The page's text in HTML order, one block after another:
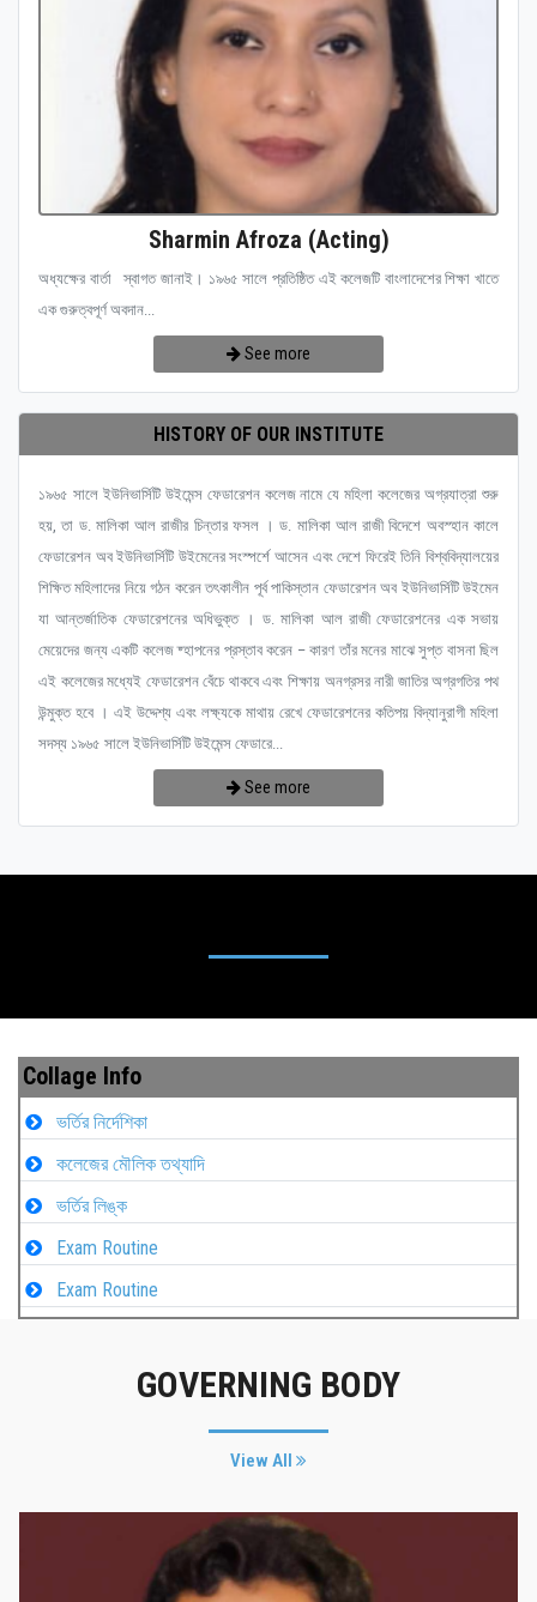
Sharmin Afroza (Acting)
অধ্যক্ষের বার্তা স্বাগত জানাই। ১৯৬৫ সালে প্রতিষ্ঠিত এই কলেজটি বাংলাদেশের শিক্ষা খাতে
এক গুরুত্বপূর্ণ অবদান...
See more
HISTORY OF OUR INSTITUTE
১৯৬৫ সালে ইউনিভার্সিটি উইমেন্স ফেডারেশন কলেজ নামে যে মহিলা কলেজের অগ্রযাত্রা শুরু
হয়, তা ড. মালিকা আল রাজীর চিন্তার ফসল । ড. মালিকা আল রাজী বিদেশে অবস্হান কালে
ফেডারেশন অব ইউনিভার্সিটি উইমেনের সংস্পর্শে আসেন এবং দেশে ফিরেই তিনি বিশ্ববিদ্যালয়ের
শিক্ষিত মহিলাদের নিয়ে গঠন করেন তৎকালীন পূর্ব পাকিস্তান ফেডারেশন অব ইউনিভার্সিটি উইমেন
যা আন্তর্জাতিক ফেডারেশনের অধিভুক্ত । ড. মালিকা আল রাজী ফেডারেশনের এক সভায়
মেয়েদের জন্য একটি কলেজ ষ্হাপনের প্রস্তাব করেন – কারণ তাঁর মনের মাঝে সুপ্ত বাসনা ছিল
এই কলেজের মধ্যেই ফেডারেশন বেঁচে থাকবে এবং শিক্ষায় অনগ্রসর নারী জাতির অগ্রগতির পথ
উন্মুক্ত হবে । এই উদ্দেশ্য এবং লক্ষ্যকে মাথায় রেখে ফেডারেশনের কতিপয় বিদ্যানুরাগী মহিলা
সদস্য ১৯৬৫ সালে ইউনিভার্সিটি উইমেন্স ফেডারে...
See more
Collage Info
ভর্তির নির্দেশিকা
কলেজের মৌলিক তথ্যাদি
ভর্তির লিঙ্ক
Exam Routine
Exam Routine
GOVERNING BODY
View All